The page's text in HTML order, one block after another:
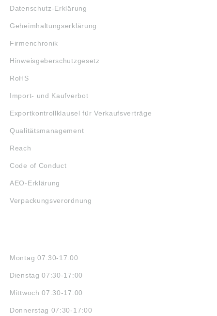
Datenschutz-Erklärung
Geheimhaltungserklärung
Firmenchronik
Hinweisgeberschutzgesetz
RoHS
Import- und Kaufverbot
Exportkontrollklausel für Verkaufsverträge
Qualitätsmanagement
Reach
Code of Conduct
AEO-Erklärung
Verpackungsverordnung
Montag 07:30-17:00
Dienstag 07:30-17:00
Mittwoch 07:30-17:00
Donnerstag 07:30-17:00